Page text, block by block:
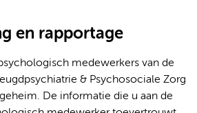
en rapportage
medewerkers van de
& Psychosociale Zorg
De informatie die u aan de